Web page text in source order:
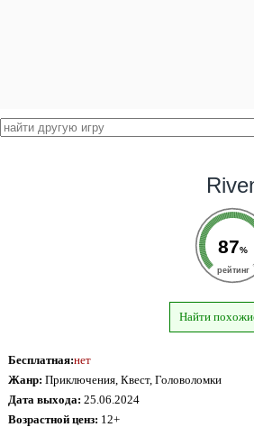
87%
рейтинг
Найти
Бесплатная:нет
Жанр: Приключения, Квест, Головоломки
Дата выхода: 25.06.2024
Возрастной ценз: 12+